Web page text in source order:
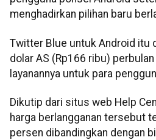
menghadirkan pilihan baru
Twitter Blue untuk Android itu
dolar AS (Rp166 ribu)
layanannya untuk para
Dikutip dari situs web Help
harga berlangganan tersebut
persen dibandingkan dengan